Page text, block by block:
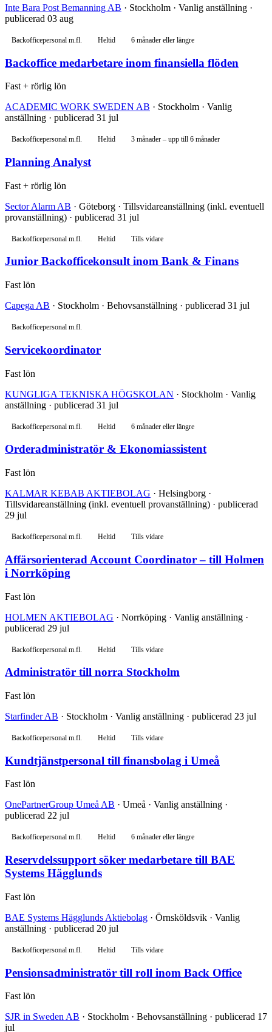
Inte Bara Post Bemanning AB · Stockholm · Vanlig anställning ·
publicerad 03 aug
Backofficepersonal m.fl. Heltid 6 månader eller längre
Backoffice medarbetare inom finansiella flöden
Fast + rörlig lön
ACADEMIC WORK SWEDEN AB · Stockholm · Vanlig
anställning · publicerad 31 jul
Backofficepersonal m.fl. Heltid 3 månader – upp till 6 månader
Planning Analyst
Fast + rörlig lön
Sector Alarm AB · Göteborg · Tillsvidareanställning (inkl. eventuell
provanställning) · publicerad 31 jul
Backofficepersonal m.fl. Heltid Tills vidare
Junior Backofficekonsult inom Bank & Finans
Fast lön
Capega AB · Stockholm · Behovsanställning · publicerad 31 jul
Backofficepersonal m.fl.
Servicekoordinator
Fast lön
KUNGLIGA TEKNISKA HÖGSKOLAN · Stockholm · Vanlig
anställning · publicerad 31 jul
Backofficepersonal m.fl. Heltid 6 månader eller längre
Orderadministratör & Ekonomiassistent
Fast lön
KALMAR KEBAB AKTIEBOLAG · Helsingborg ·
Tillsvidareanställning (inkl. eventuell provanställning) · publicerad
29 jul
Backofficepersonal m.fl. Heltid Tills vidare
Affärsorienterad Account Coordinator – till Holmen
i Norrköping
Fast lön
HOLMEN AKTIEBOLAG · Norrköping · Vanlig anställning ·
publicerad 29 jul
Backofficepersonal m.fl. Heltid Tills vidare
Administratör till norra Stockholm
Fast lön
Starfinder AB · Stockholm · Vanlig anställning · publicerad 23 jul
Backofficepersonal m.fl. Heltid Tills vidare
Kundtjänstpersonal till finansbolag i Umeå
Fast lön
OnePartnerGroup Umeå AB · Umeå · Vanlig anställning ·
publicerad 22 jul
Backofficepersonal m.fl. Heltid 6 månader eller längre
Reservdelssupport söker medarbetare till BAE
Systems Hägglunds
Fast lön
BAE Systems Hägglunds Aktiebolag · Örnsköldsvik · Vanlig
anställning · publicerad 20 jul
Backofficepersonal m.fl. Heltid Tills vidare
Pensionsadministratör till roll inom Back Office
Fast lön
SJR in Sweden AB · Stockholm · Behovsanställning · publicerad 17
jul